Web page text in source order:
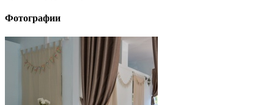
Фотографии